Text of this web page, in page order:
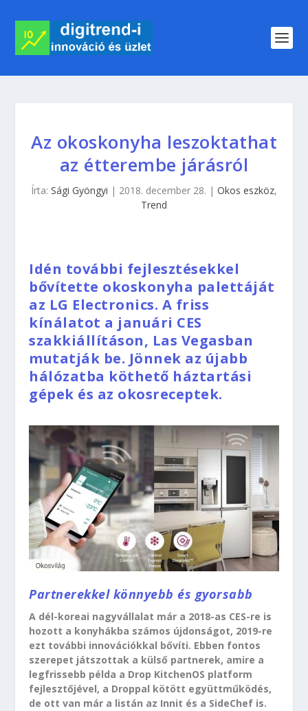
Az okoskonyha leszoktathat
az étterembe járásról
Írta: Sági Gyöngyi | 2018. december 28. | Okos eszköz,
Trend
Idén további fejlesztésekkel
bővítette okoskonyha palettáját
az LG Electronics. A friss
kínálatot a januári CES
szakkiállításon, Las Vegasban
mutatják be. Jönnek az újabb
hálózatba köthető háztartási
gépek és az okosreceptek.
Partnerekkel könnyebb és gyorsabb
A dél-koreai nagyvállalat már a 2018-as CES-re is
hozott a konyhákba számos újdonságot, 2019-re
ezt további innovációkkal bővíti. Ebben fontos
szerepet játszottak a külső partnerek, amire a
legfrissebb példa a Drop KitchenOS platform
fejlesztőjével, a Droppal kötött együttműködés,
de ott van már a listán az Innit és a SideChef is.